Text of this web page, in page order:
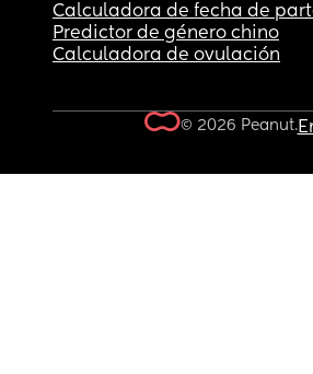
Calculadora de fecha de
Predictor de género chino
Calculadora de ovulación
© 2026 Peanut.